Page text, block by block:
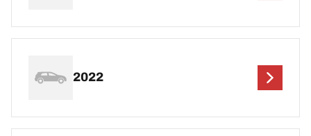
2022